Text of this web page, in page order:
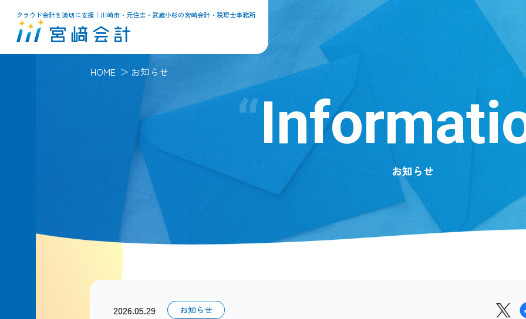
クラウド会計を適切に支援│川崎市・元住吉・武蔵小杉の宮﨑会計・税理士事務所
HOME お知らせ
お知らせ
2026.05.29 お知らせ